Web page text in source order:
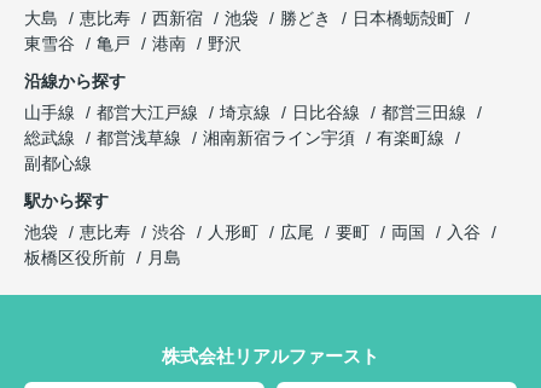
大島
恵比寿 西新宿 池袋 勝どき
日本橋蛎殻町
東雪谷
亀戸 港南
野沢
沿線から探す
山手線
都営大江戸線 埼京線 日比谷線
都営三田線
総武線
都営浅草線 湘南新宿ライン宇須
有楽町線
副都心線
駅から探す
池袋
恵比寿 渋谷 人形町 広尾 要町 両国
入谷
板橋区役所前
月島
株式会社リアルファースト